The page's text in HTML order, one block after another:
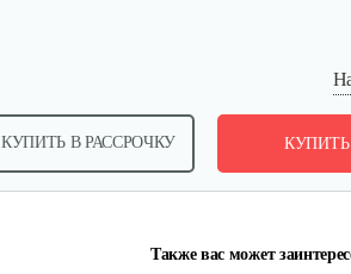
КУПИТЬ В РАССРОЧКУ КУПИТЬ
Также вас может
225 руб